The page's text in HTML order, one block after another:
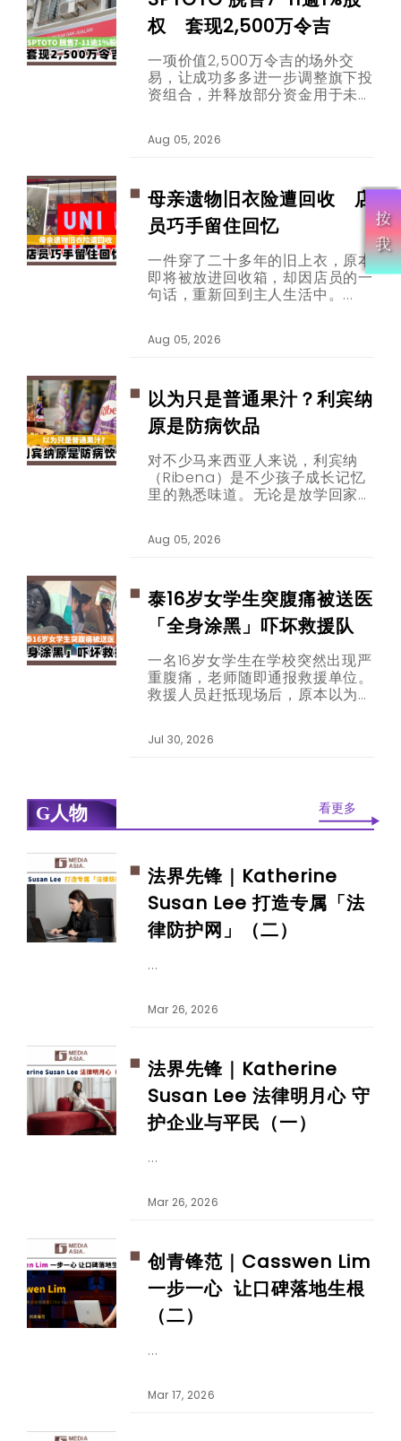
权 套现2,500万令吉
一项价值2,500万令吉的场外交
易，让成功多多进一步调整旗下投
资组合，并释放部分资金用于未来
Aug 05, 2026
母亲遗物旧衣险遭回收 店
员巧手留住回忆
一件穿了二十多年的旧上衣，原本
即将被放进回收箱，却因店员的一
句话，重新回到主人生活中。
Aug 05, 2026
以为只是普通果汁？利宾纳
原是防病饮品
​​​​​​​对不少马来西亚人来说，利宾纳
（Ribena）是不少孩子成长记忆
里的熟悉味道。无论是放学回家、
甜的滋味，总能勾起许多人的童年
Aug 05, 2026
泰16岁女学生突腹痛被送医
「全身涂黑」吓坏救援队
一名16岁女学生在学校突然出现严
重腹痛，老师随即通报救援单位。
救援人员赶抵现场后，原本以为只
——她的脸部和身体涂满黑色妆
Jul 30, 2026
G人物 看更多
法界先锋｜Katherine
Susan Lee 打造专属「法
律防护网」（二）
Mar 26, 2026
法界先锋｜Katherine
Susan Lee 法律明月心 守
护企业与平民（一）
Mar 26, 2026
创青锋范｜Casswen Lim
一步一心 让口碑落地生根
（二）
Mar 17, 2026